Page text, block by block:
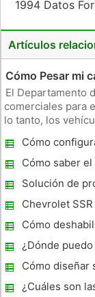
1994 Datos
Artículos
Cómo Pesar mi
El Departamento
comerciales para
lo tanto, los
estaciones de
de las princi
Cómo
de remolque
Cómo saber
camión
Solución de
Luces Cluster
Chevrolet
Cómo
reserva en un
¿Dónde
GMC Diesel?
Cómo diseñar
¿Cuáles son